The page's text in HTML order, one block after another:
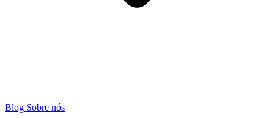
Blog Sobre nós